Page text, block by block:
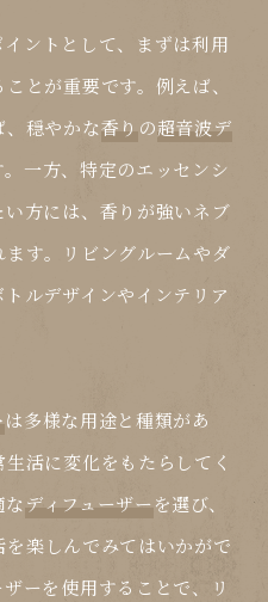
ントとして、まずは利用
とが重要です。例えば、
、穏やかな香り の超音波デ
一方、特定のエッセンシ
方には、香りが強いネブ
す。リビングルームやダ
ルデザインやインテリア
は多様な用途と種類があ
活に変化をもたらしてく
ディフューザーを選び、
を楽しんでみてはいかがで
ーを使用することで、リ